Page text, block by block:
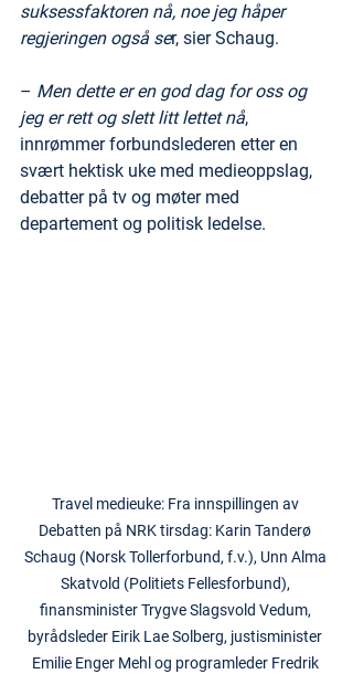
suksessfaktoren nå, noe jeg håper
regjeringen også ser, sier Schaug.
– Men dette er en god dag for oss og
jeg er rett og slett litt lettet nå,
innrømmer forbundslederen etter en
svært hektisk uke med medieoppslag,
debatter på tv og møter med
departement og politisk ledelse.
Travel medieuke: Fra innspillingen av
Debatten på NRK tirsdag: Karin Tanderø
Schaug (Norsk Tollerforbund, f.v.), Unn Alma
Skatvold (Politiets Fellesforbund),
finansminister Trygve Slagsvold Vedum,
byrådsleder Eirik Lae Solberg, justisminister
Emilie Enger Mehl og programleder Fredrik